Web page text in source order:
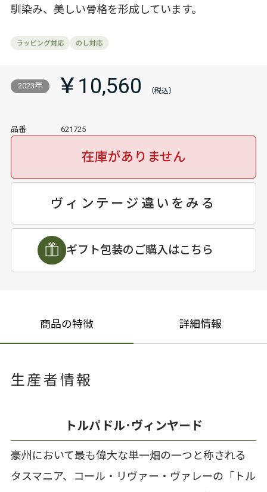
馴染み、美しい骨格を形成しています。
2023年 ￥10,560
品番 621725
在庫がありません
ヴィンテージ違いをみる
ギフト包装のご購入はこちら
商品の特徴 詳細情報
生産者情報
トルパドル･ヴィンヤード
豪州において最も偉大な単一畑の一つと称される
タスマニア、コール・リヴァー・ヴァレーの「トル